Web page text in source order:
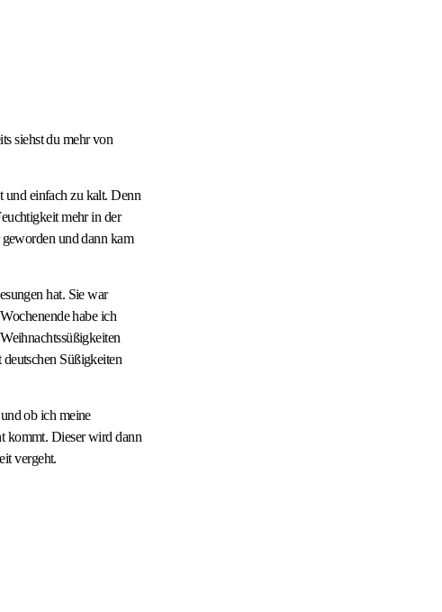
siehst du mehr von
und einfach zu kalt. Denn
mehr in der
und dann kam
hat. Sie war
habe ich
Süßigkeiten
ob ich meine
kommt. Dieser wird dann
vergeht.